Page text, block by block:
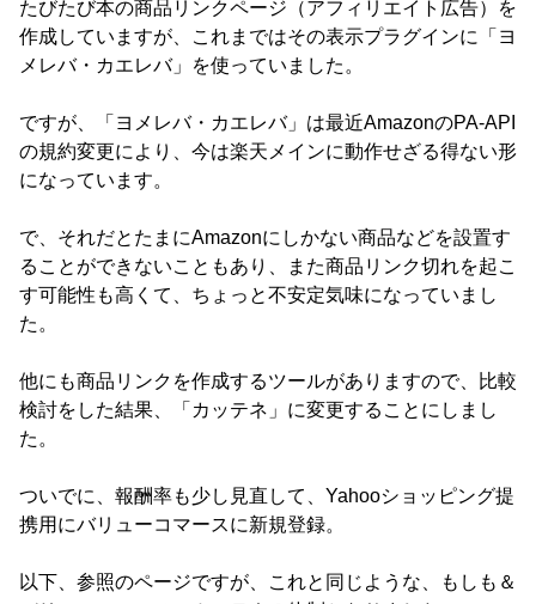
たびたび本の商品リンクページ（アフィリエイト広告）を
作成していますが、これまではその表示プラグインに「ヨ
メレバ・カエレバ」を使っていました。
ですが、「ヨメレバ・カエレバ」は最近AmazonのPA-API
の規約変更により、今は楽天メインに動作せざる得ない形
になっています。
で、それだとたまにAmazonにしかない商品などを設置す
ることができないこともあり、また商品リンク切れを起こ
す可能性も高くて、ちょっと不安定気味になっていまし
た。
他にも商品リンクを作成するツールがありますので、比較
検討をした結果、「カッテネ」に変更することにしまし
た。
ついでに、報酬率も少し見直して、Yahooショッピング提
携用にバリューコマースに新規登録。
以下、参照のページですが、これと同じような、もしも＆